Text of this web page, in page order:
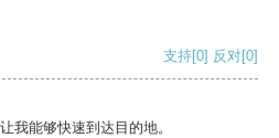
支持[0] 反对[0]
我能够快速到达目的地。